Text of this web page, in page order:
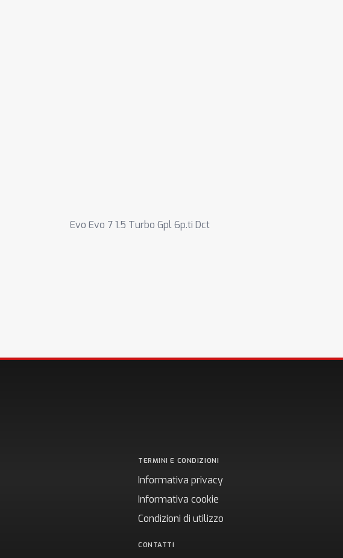
Evo Evo 7 1.5 Turbo Gpl 6p.ti Dct
TERMINI E CONDIZIONI
Informativa privacy
Informativa cookie
Condizioni di utilizzo
CONTATTI